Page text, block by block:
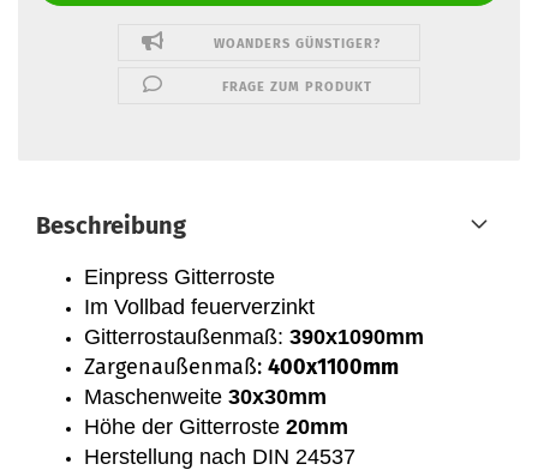
WOANDERS GÜNSTIGER?
FRAGE ZUM PRODUKT
Beschreibung
Einpress Gitterroste
Im Vollbad feuerverzinkt
Gitterrostaußenmaß: 390x1090mm
Zargenaußenmaß: 400x1100mm
Maschenweite 30x30mm
Höhe der Gitterroste 20mm
Herstellung nach DIN 24537